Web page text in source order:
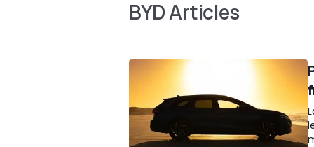
BYD Articles